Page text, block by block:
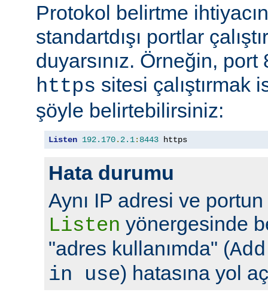
Protokol belirtme
standartdışı portlar
duyarsınız. Örneğin,
https sitesi çalıştırmak
şöyle belirtebilirsiniz:
Listen 192.170. 2.1: 8443 https
Hata durumu
Aynı IP adresi ve
Listen yönergesinde
"adres kullanımda" (
in use) hatasına yol